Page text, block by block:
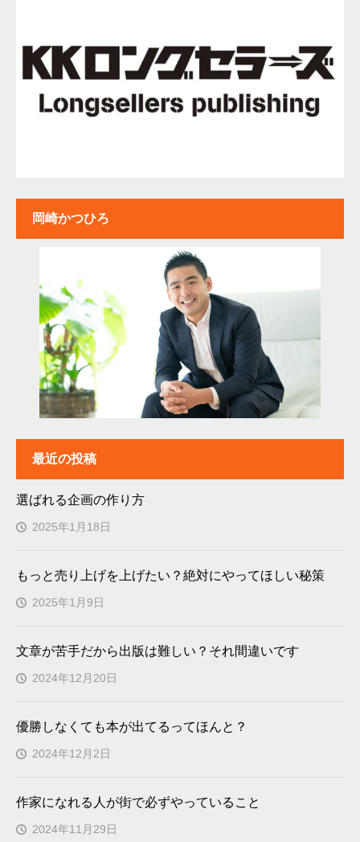
岡崎かつひろ
最近の投稿
選ばれる企画の作り方
2025年1月18日
もっと売り上げを上げたい？絶対にやってほしい秘策
2025年1月9日
文章が苦手だから出版は難しい？それ間違いです
2024年12月20日
優勝しなくても本が出てるってほんと？
2024年12月2日
作家になれる人が街で必ずやっていること
2024年11月29日